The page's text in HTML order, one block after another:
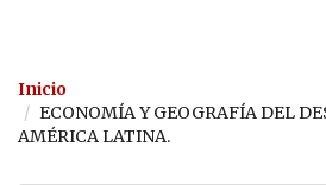
Inicio
ECONOMÍA Y GEOGRAFÍA DEL
AMÉRICA LATINA.